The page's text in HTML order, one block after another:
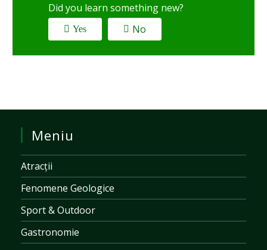
Did you learn something new?
Yes No
Meniu
Atracții
Fenomene Geologice
Sport & Outdoor
Gastronomie